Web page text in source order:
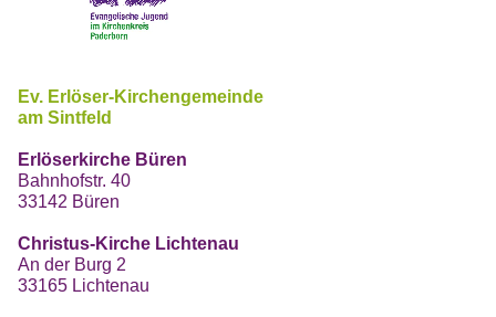
Ev. Erlöser-Kirchengemeinde
am Sintfeld
Erlöserkirche Büren
Bahnhofstr. 40
33142 Büren
Christus-Kirche Lichtenau
An der Burg 2
33165 Lichtenau